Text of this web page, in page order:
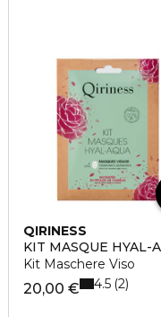
QIRINESS
KIT MASQUE HYAL-
Kit Maschere Viso
20,00 € 4.5 2